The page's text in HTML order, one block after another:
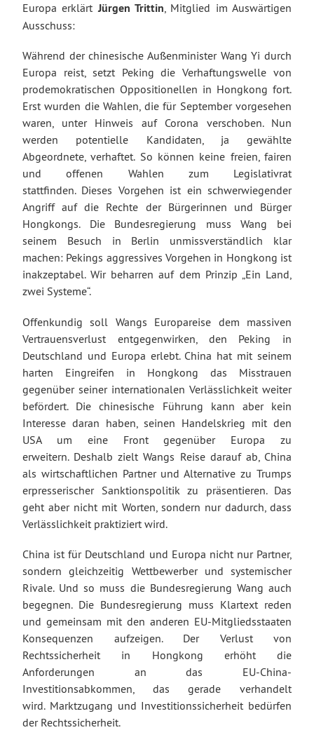
Europa erklärtJürgen Trittin, Mitglied im Auswärtigen
Ausschuss:
Während der chinesische Außenminister Wang Yi durch
Europa reist, setzt Peking die Verhaftungswelle von
prodemokratischen Oppositionellen in Hongkong fort.
Erst wurden die Wahlen, die für September vorgesehen
waren, unter Hinweis auf Corona verschoben. Nun
werden potentielle Kandidaten, ja gewählte
Abgeordnete, verhaftet. So können keine freien, fairen
und offenen Wahlen zum Legislativrat
stattfinden. Dieses Vorgehen ist ein schwerwiegender
Angriff auf die Rechte der Bürgerinnen und Bürger
Hongkongs. Die Bundesregierung muss Wang bei
seinem Besuch in Berlin unmissverständlich klar
machen: Pekings aggressives Vorgehen in Hongkong ist
inakzeptabel. Wir beharren auf dem Prinzip „Ein Land,
zwei Systeme“.
Offenkundig soll Wangs Europareise dem massiven
Vertrauensverlust entgegenwirken, den Peking in
Deutschland und Europa erlebt. China hat mit seinem
harten Eingreifen in Hongkong das Misstrauen
gegenüber seiner internationalen Verlässlichkeit weiter
befördert. Die chinesische Führung kann aber kein
Interesse daran haben, seinen Handelskrieg mit den
USA um eine Front gegenüber Europa zu
erweitern. Deshalb zielt Wangs Reise darauf ab, China
als wirtschaftlichen Partner und Alternative zu Trumps
erpresserischer Sanktionspolitik zu präsentieren. Das
geht aber nicht mit Worten, sondern nur dadurch, dass
Verlässlichkeit praktiziert wird.
China ist für Deutschland und Europa nicht nur Partner,
sondern gleichzeitig Wettbewerber und systemischer
Rivale. Und so muss die Bundesregierung Wang auch
begegnen. Die Bundesregierung muss Klartext reden
und gemeinsam mit den anderen EU-Mitgliedsstaaten
Konsequenzen aufzeigen. Der Verlust von
Rechtssicherheit in Hongkong erhöht die
Anforderungen an das EU-China-
Investitionsabkommen, das gerade verhandelt
wird. Marktzugang und Investitionssicherheit bedürfen
der Rechtssicherheit.